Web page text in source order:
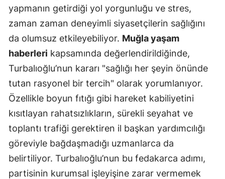
yapmanın getirdiği yol yorgunluğu ve stres,
zaman zaman deneyimli siyasetçilerin sağlığını
da olumsuz etkileyebiliyor. Muğla yaşam
haberleri kapsamında değerlendirildiğinde,
Turbalıoğlu’nun kararı "sağlığı her şeyin önünde
tutan rasyonel bir tercih" olarak yorumlanıyor.
Özellikle boyun fıtığı gibi hareket kabiliyetini
kısıtlayan rahatsızlıkların, sürekli seyahat ve
toplantı trafiği gerektiren il başkan yardımcılığı
göreviyle bağdaşmadığı uzmanlarca da
belirtiliyor. Turbalıoğlu’nun bu fedakarca adımı,
partisinin kurumsal işleyişine zarar vermemek